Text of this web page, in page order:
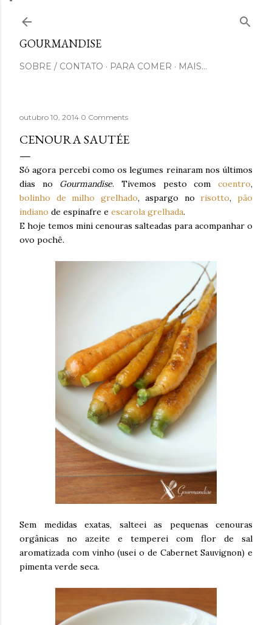
GOURMANDISE
SOBRE / CONTATO PARA COMER MAIS…
outubro 10, 2014 0 Comments
CENOURA SAUTÉE
Só agora percebi como os legumes reinaram nos últimos
dias no Gourmandise. Tivemos pesto comcoentro,
bolinho de milho grelhado, aspargo norisotto,pão
indiano de espinafre e escarola grelhada.
E hoje temos mini cenouras salteadas para acompanhar o
ovo pochê.
Sem medidas exatas, salteei as pequenas cenouras
orgânicas no azeite e temperei com flor de sal
aromatizada com vinho (usei o de Cabernet Sauvignon) e
pimenta verde seca.